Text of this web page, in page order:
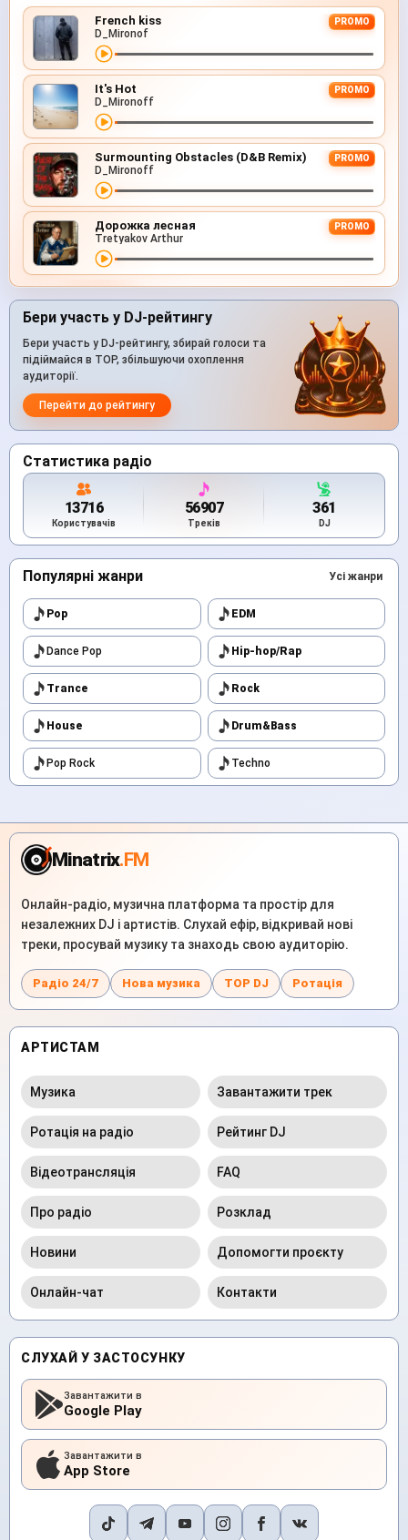
French kiss PROMO
D_Mironof
It's Hot PROMO
D_Mironoff
Surmounting Obstacles (D&B Remix) PROMO
D_Mironoff
Дорожка лесная PROMO
Tretyakov Arthur
Бери участь у DJ-рейтингу
Бери участь у DJ-рейтингу, збирай голоси та
підіймайся в TOP, збільшуючи охоплення
аудиторії.
Перейти до рейтингу
Статистика радіо
13716
Користувачів
56907
Треків
361
DJ
Популярні жанри Усі жанри
Pop EDM
Dance Pop Hip-hop/Rap
Trance Rock
House Drum&Bass
Pop Rock Techno
Minatrix.FM
Онлайн-радіо, музична платформа та простір для
незалежних DJ і артистів. Слухай ефір, відкривай нові
треки, просувай музику та знаходь свою аудиторію.
Радіо 24/7 Нова музика TOP DJ Ротація
АРТИСТАМ
Музика Завантажити трек
Ротація на радіо Рейтинг DJ
Відеотрансляція FAQ
Про радіо Розклад
Новини Допомогти проєкту
Онлайн-чат Контакти
СЛУХАЙ У ЗАСТОСУНКУ
Завантажити в
Google Play
Завантажити в
App Store